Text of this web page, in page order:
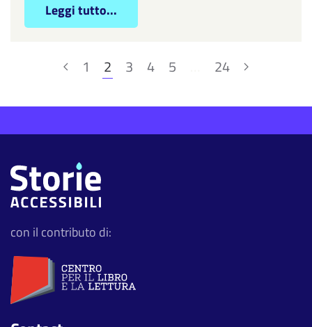
Leggi tutto...
1 2 3 4 5 24
con il contributo di: